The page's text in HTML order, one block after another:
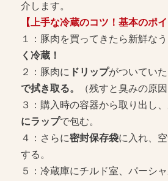
介します。
【上手な冷蔵のコツ！基本のポイ
１：豚肉を買ってきたら新鮮なう
く冷蔵！
２：豚肉に ドリップがついてい
で拭き取る。
（残すと臭みの原因
３：購入時の容器から取り出し、
にラップで包む。
４：さらに密封保存袋に入れ、
する。
５：冷蔵庫にチルド室、パーシ